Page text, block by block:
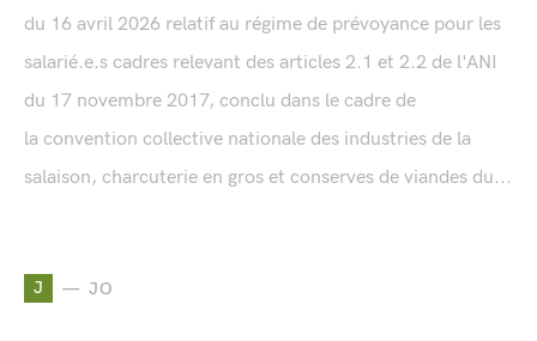
du 16 avril 2026 relatif au régime de prévoyance pour les
salarié.e.s cadres relevant des articles 2.1 et 2.2 de l'ANI
du 17 novembre 2017, conclu dans le cadre de
la convention collective nationale des industries de la
salaison, charcuterie en gros et conserves de viandes du...
J JO